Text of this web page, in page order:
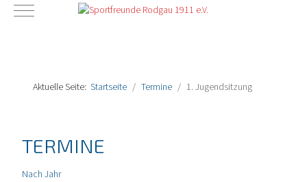
Mobile Menu Toggle
Aktuelle Seite: Startseite Termine 1. Jugendsitzung
TERMINE
Nach Jahr